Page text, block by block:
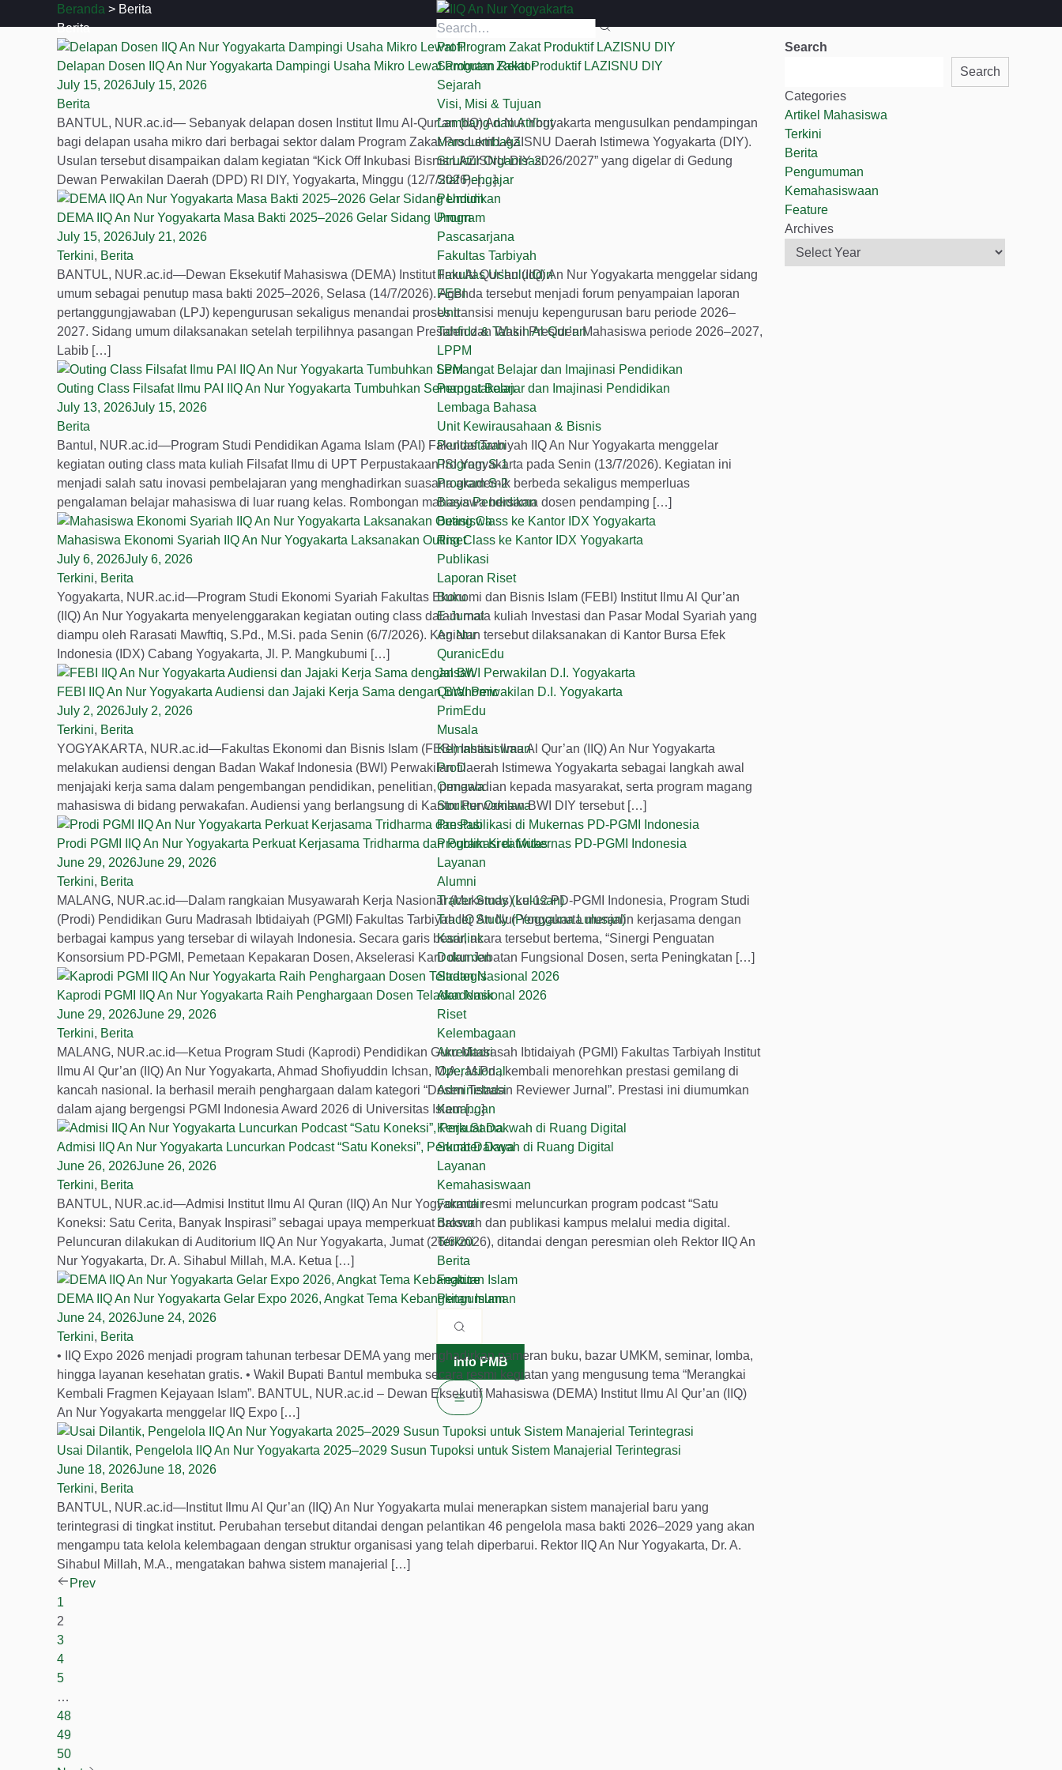
to
Yogyakarta
Qur'an dan
Kepesantrenan
Profil
Sambutan Rektor
Sejarah
Visi, Misi & Tujuan
Lambang dan Atribut
Mars Lembaga
Struktur Organisasi
Staf Pengajar
Pendidikan
Program
Pascasarjana
Fakultas Tarbiyah
Fakultas Ushuluddin
FEBI
Unit
Tahfidz & Tahsin Al-Qur’an
LPPM
LPM
Perpustakaan
Lembaga Bahasa
Unit Kewirausahaan & Bisnis
Pendaftaran
Program S-1
Program S-2
Biaya Pendidikan
Beasiswa
Riset
Publikasi
Laporan Riset
Buku
E-Jurnal
An Nur
QuranicEdu
Jalsah
Quranomic
PrimEdu
Musala
Kemahasiswaan
Profil
Ormawa
Struktur Ormawa
Prestasi
Program Kreativitas
Layanan
Alumni
Tracer Study (Lulusan)
Tracer Study (Pengguna Lulusan)
Karirlink
Dokumen
Strategis
Akademik
Riset
Kelembagaan
Akreditasi
Operasional
Administrasi
Keuangan
Kerja Sama
Sumber Daya
Layanan
Kemahasiswaan
Formulir
Brosur
Terkini
Berita
Feature
Pengumuman
Info PMB
Beranda > Berita
Berita
Delapan Dosen IIQ An Nur Yogyakarta Dampingi Usaha Mikro Lewat Program Zakat Produktif LAZISNU DIY
July 15, 2026July 15, 2026
Berita
BANTUL, NUR.ac.id— Sebanyak delapan dosen Institut Ilmu Al-Qur’an (IIQ) An Nur Yogyakarta mengusulkan pendampingan
bagi delapan usaha mikro dari berbagai sektor dalam Program Zakat Produktif LAZISNU Daerah Istimewa Yogyakarta (DIY).
Usulan tersebut disampaikan dalam kegiatan “Kick Off Inkubasi Bisnis LAZISNU DIY 2026/2027” yang digelar di Gedung
Dewan Perwakilan Daerah (DPD) RI DIY, Yogyakarta, Minggu (12/7/2026). […]
DEMA IIQ An Nur Yogyakarta Masa Bakti 2025–2026 Gelar Sidang Umum
July 15, 2026July 21, 2026
Terkini, Berita
BANTUL, NUR.ac.id—Dewan Eksekutif Mahasiswa (DEMA) Institut Ilmu Al Qur’an (IIQ) An Nur Yogyakarta menggelar sidang
umum sebagai penutup masa bakti 2025–2026, Selasa (14/7/2026). Agenda tersebut menjadi forum penyampaian laporan
pertanggungjawaban (LPJ) kepengurusan sekaligus menandai proses transisi menuju kepengurusan baru periode 2026–
2027. Sidang umum dilaksanakan setelah terpilihnya pasangan Presiden dan Wakil Presiden Mahasiswa periode 2026–2027,
Labib […]
Outing Class Filsafat Ilmu PAI IIQ An Nur Yogyakarta Tumbuhkan Semangat Belajar dan Imajinasi Pendidikan
July 13, 2026July 15, 2026
Berita
Bantul, NUR.ac.id—Program Studi Pendidikan Agama Islam (PAI) Fakultas Tarbiyah IIQ An Nur Yogyakarta menggelar
kegiatan outing class mata kuliah Filsafat Ilmu di UPT Perpustakaan ISI Yogyakarta pada Senin (13/7/2026). Kegiatan ini
menjadi salah satu inovasi pembelajaran yang menghadirkan suasana akademik berbeda sekaligus memperluas
pengalaman belajar mahasiswa di luar ruang kelas. Rombongan mahasiswa bersama dosen pendamping […]
Mahasiswa Ekonomi Syariah IIQ An Nur Yogyakarta Laksanakan Outing Class ke Kantor IDX Yogyakarta
July 6, 2026July 6, 2026
Terkini, Berita
Yogyakarta, NUR.ac.id—Program Studi Ekonomi Syariah Fakultas Ekonomi dan Bisnis Islam (FEBI) Institut Ilmu Al Qur’an
(IIQ) An Nur Yogyakarta menyelenggarakan kegiatan outing class dalam mata kuliah Investasi dan Pasar Modal Syariah yang
diampu oleh Rarasati Mawftiq, S.Pd., M.Si. pada Senin (6/7/2026). Kegiatan tersebut dilaksanakan di Kantor Bursa Efek
Indonesia (IDX) Cabang Yogyakarta, Jl. P. Mangkubumi […]
FEBI IIQ An Nur Yogyakarta Audiensi dan Jajaki Kerja Sama dengan BWI Perwakilan D.I. Yogyakarta
July 2, 2026July 2, 2026
Terkini, Berita
YOGYAKARTA, NUR.ac.id—Fakultas Ekonomi dan Bisnis Islam (FEBI) Institut Ilmu Al Qur’an (IIQ) An Nur Yogyakarta
melakukan audiensi dengan Badan Wakaf Indonesia (BWI) Perwakilan Daerah Istimewa Yogyakarta sebagai langkah awal
menjajaki kerja sama dalam pengembangan pendidikan, penelitian, pengabdian kepada masyarakat, serta program magang
mahasiswa di bidang perwakafan. Audiensi yang berlangsung di Kantor Perwakilan BWI DIY tersebut […]
Prodi PGMI IIQ An Nur Yogyakarta Perkuat Kerjasama Tridharma dan Publikasi di Mukernas PD-PGMI Indonesia
June 29, 2026June 29, 2026
Terkini, Berita
MALANG, NUR.ac.id—Dalam rangkaian Musyawarah Kerja Nasional (Mukernas) ke-12 PD-PGMI Indonesia, Program Studi
(Prodi) Pendidikan Guru Madrasah Ibtidaiyah (PGMI) Fakultas Tarbiyah IIQ An Nur Yogyakarta menjalin kerjasama dengan
berbagai kampus yang tersebar di wilayah Indonesia. Secara garis besar, acara tersebut bertema, “Sinergi Penguatan
Konsorsium PD-PGMI, Pemetaan Kepakaran Dosen, Akselerasi Karir dan Jabatan Fungsional Dosen, serta Peningkatan […]
Kaprodi PGMI IIQ An Nur Yogyakarta Raih Penghargaan Dosen Teladan Nasional 2026
June 29, 2026June 29, 2026
Terkini, Berita
MALANG, NUR.ac.id—Ketua Program Studi (Kaprodi) Pendidikan Guru Madrasah Ibtidaiyah (PGMI) Fakultas Tarbiyah Institut
Ilmu Al Qur’an (IIQ) An Nur Yogyakarta, Ahmad Shofiyuddin Ichsan, M.A., M.Pd., kembali menorehkan prestasi gemilang di
kancah nasional. Ia berhasil meraih penghargaan dalam kategori “Dosen Teladan Reviewer Jurnal”. Prestasi ini diumumkan
dalam ajang bergengsi PGMI Indonesia Award 2026 di Universitas Islam […]
Admisi IIQ An Nur Yogyakarta Luncurkan Podcast “Satu Koneksi”, Perkuat Dakwah di Ruang Digital
June 26, 2026June 26, 2026
Terkini, Berita
BANTUL, NUR.ac.id—Admisi Institut Ilmu Al Quran (IIQ) An Nur Yogyakarta resmi meluncurkan program podcast “Satu
Koneksi: Satu Cerita, Banyak Inspirasi” sebagai upaya memperkuat dakwah dan publikasi kampus melalui media digital.
Peluncuran dilakukan di Auditorium IIQ An Nur Yogyakarta, Jumat (26/6/2026), ditandai dengan peresmian oleh Rektor IIQ An
Nur Yogyakarta, Dr. A. Sihabul Millah, M.A. Ketua […]
DEMA IIQ An Nur Yogyakarta Gelar Expo 2026, Angkat Tema Kebangkitan Islam
June 24, 2026June 24, 2026
Terkini, Berita
• IIQ Expo 2026 menjadi program tahunan terbesar DEMA yang menghadirkan pameran buku, bazar UMKM, seminar, lomba,
hingga layanan kesehatan gratis. • Wakil Bupati Bantul membuka secara resmi kegiatan yang mengusung tema “Merangkai
Kembali Fragmen Kejayaan Islam”. BANTUL, NUR.ac.id – Dewan Eksekutif Mahasiswa (DEMA) Institut Ilmu Al Qur’an (IIQ)
An Nur Yogyakarta menggelar IIQ Expo […]
Usai Dilantik, Pengelola IIQ An Nur Yogyakarta 2025–2029 Susun Tupoksi untuk Sistem Manajerial Terintegrasi
June 18, 2026June 18, 2026
Terkini, Berita
BANTUL, NUR.ac.id—Institut Ilmu Al Qur’an (IIQ) An Nur Yogyakarta mulai menerapkan sistem manajerial baru yang
terintegrasi di tingkat institut. Perubahan tersebut ditandai dengan pelantikan 46 pengelola masa bakti 2026–2029 yang akan
mengampu tata kelola kelembagaan dengan struktur organisasi yang telah diperbarui. Rektor IIQ An Nur Yogyakarta, Dr. A.
Sihabul Millah, M.A., mengatakan bahwa sistem manajerial […]
Prev
1
2
3
4
5
…
48
49
50
Search
Search
Categories
Artikel Mahasiswa
Terkini
Berita
Pengumuman
Kemahasiswaan
Feature
Archives